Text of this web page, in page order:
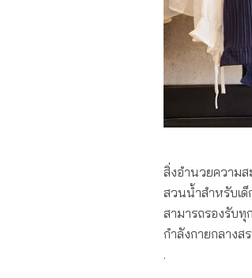
สิ่งอำนวยความส
สวนน้ำสำหรับเ
สามารถรองรับทุ
กำลังกายกลางส
.